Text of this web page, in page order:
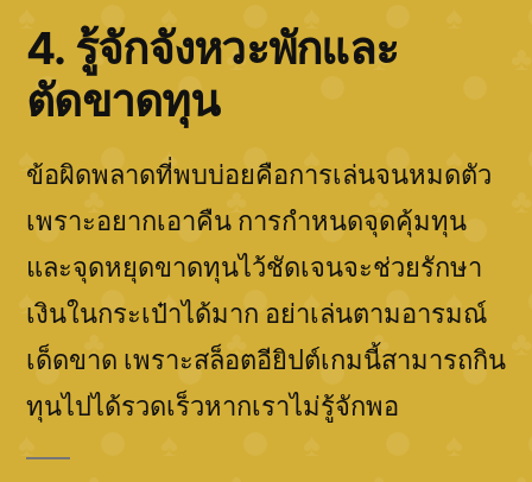
4. รู้จักจังหวะพักและ
ตัดขาดทุน
ข้อผิดพลาดที่พบบ่อยคือการเล่นจนหมดตัว
เพราะอยากเอาคืน การกำหนดจุดคุ้มทุน
และจุดหยุดขาดทุนไว้ชัดเจนจะช่วยรักษา
เงินในกระเป๋าได้มาก อย่าเล่นตามอารมณ์
เด็ดขาด เพราะสล็อตอียิปต์เกมนี้สามารถกิน
ทุนไปได้รวดเร็วหากเราไม่รู้จักพอ